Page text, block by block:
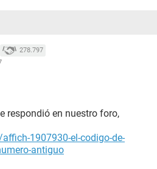
278.797
respondió en nuestro foro,
1907930-el-codigo-de-
antiguo